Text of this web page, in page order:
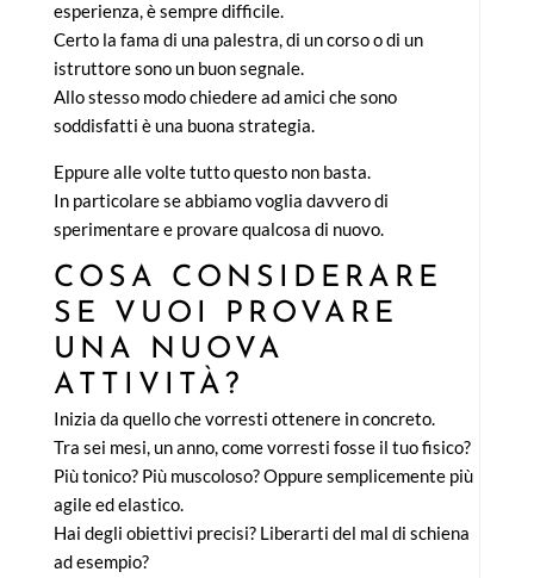
esperienza, è sempre difficile.
Certo la fama di una palestra, di un corso o di un
istruttore sono un buon segnale.
Allo stesso modo chiedere ad amici che sono
soddisfatti è una buona strategia.
Eppure alle volte tutto questo non basta.
In particolare se abbiamo voglia davvero di
sperimentare e provare qualcosa di nuovo.
COSA CONSIDERARE
SE VUOI PROVARE
UNA NUOVA
ATTIVITÀ?
Inizia da quello che vorresti ottenere in concreto.
Tra sei mesi, un anno, come vorresti fosse il tuo fisico?
Più tonico? Più muscoloso? Oppure semplicemente più
agile ed elastico.
Hai degli obiettivi precisi? Liberarti del mal di schiena
ad esempio?